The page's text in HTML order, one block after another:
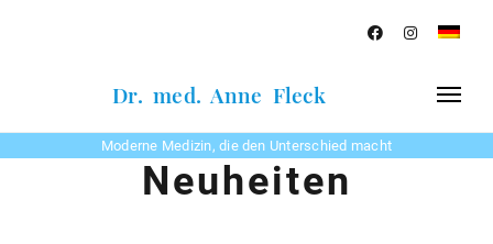
Dr. med. Anne Fleck
Moderne Medizin, die den Unterschied macht
Neuheiten